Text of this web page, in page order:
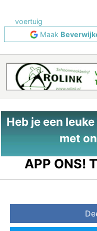
voertuig
Maak
Heb je een
met
APP ONS!